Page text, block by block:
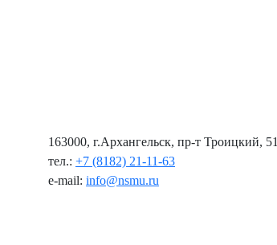
163000, г.Архангельск, пр-т Троицкий, 51
тел.: +7 (8182) 21-11-63
e-mail: info@nsmu.ru